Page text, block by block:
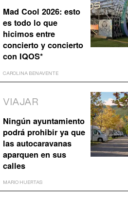
Mad Cool 2026: esto
es todo lo que
hicimos entre
concierto y concierto
con IQOS*
CAROLINA BENAVENTE
VIAJAR
Ningún ayuntamiento
podrá prohibir ya que
las autocaravanas
aparquen en sus
calles
MARIO HUERTAS